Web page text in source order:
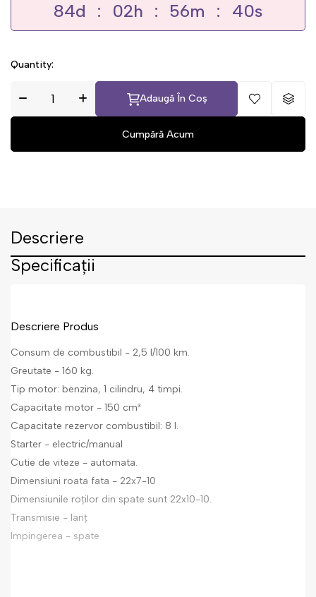
84d 02h 56m 40s
Quantity:
Adaugă În Coș
Descriere
Specificații
Descriere Produs
Consum de combustibil - 2,5 l/100 km.
Greutate - 160 kg.
Tip motor: benzina, 1 cilindru, 4 timpi.
Capacitate motor - 150 cm³
Capacitate rezervor combustibil: 8 l.
Starter - electric/manual
Cutie de viteze - automata.
Dimensiuni roata fata - 22x7-10
Dimensiunile roților din spate sunt 22x10-10.
Transmisie - lanț
Impingerea - spate